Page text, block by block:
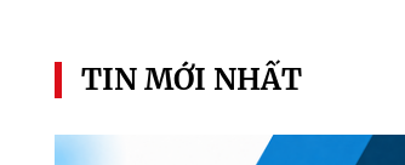
TIN MỚI NHẤT